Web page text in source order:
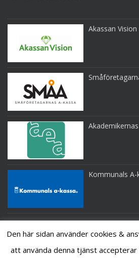
Akassan Vision
Kommunals A-
Den här sidan använder cookies &
att använda denna tjänst